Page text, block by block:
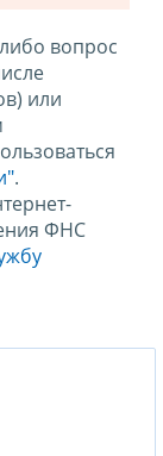
вопрос
или
.
ФНС